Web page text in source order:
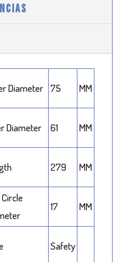
Diameter 75 MM
Diameter 61 MM
279 MM
17 MM
Safety